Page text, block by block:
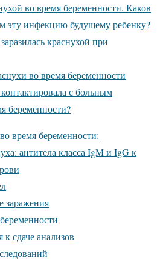
во время беременности. Каков
эту инфекцию будущему ребенку?
краснухой при
во время беременности
с больным
беременности?
время беременности:
антитела класса IgM и IgG к
заражения
к сдаче анализов